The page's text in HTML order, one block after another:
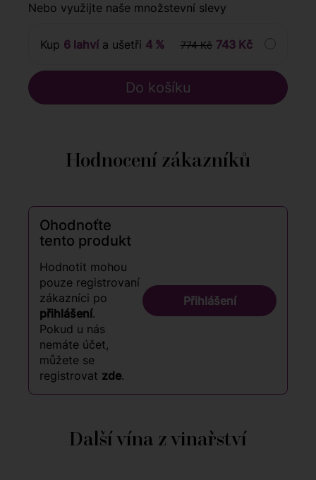
Nebo využijte naše množstevní slevy
Kup 6 lahvía ušetři 4 % 774 Kč 743 Kč
Hodnocení zákazníků
Ohodnoťte
tento produkt
Hodnotit mohou
pouze registrovaní
zákazníci po
přihlášení.
Pokud u nás
nemáte účet,
můžete se
registrovat zde.
Přihlášení
Další vína z vinařství